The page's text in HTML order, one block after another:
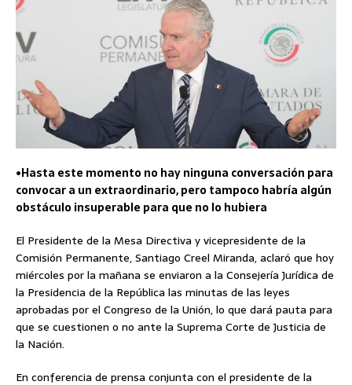
•Hasta este momento no hay ninguna conversación para
convocar a un extraordinario, pero tampoco habría algún
obstáculo insuperable para que no lo hubiera
El Presidente de la Mesa Directiva y vicepresidente de la
Comisión Permanente, Santiago Creel Miranda, aclaró que hoy
miércoles por la mañana se enviaron a la Consejería Jurídica de
la Presidencia de la República las minutas de las leyes
aprobadas por el Congreso de la Unión, lo que dará pauta para
que se cuestionen o no ante la Suprema Corte de Justicia de
la Nación.
En conferencia de prensa conjunta con el presidente de la